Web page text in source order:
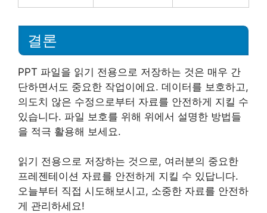
결론
PPT 파일을 읽기 전용으로 저장하는 것은 매우 간
단하면서도 중요한 작업이에요. 데이터를 보호하고,
의도치 않은 수정으로부터 자료를 안전하게 지킬 수
있습니다. 파일 보호를 위해 위에서 설명한 방법들
을 적극 활용해 보세요.
읽기 전용으로 저장하는 것으로, 여러분의 중요한
프레젠테이션 자료를 안전하게 지킬 수 있답니다.
오늘부터 직접 시도해보시고, 소중한 자료를 안전하
게 관리하세요!